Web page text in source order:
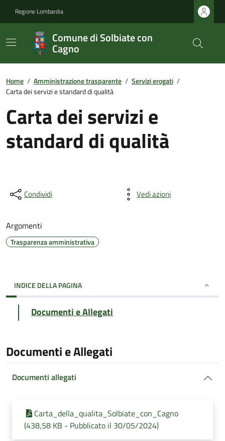
Regione Lombardia
Comune di Solbiate con
Cagno
Home / Amministrazione trasparente / Servizi erogati /
Carta dei servizi e standard di qualità
Carta dei servizi e
standard di qualità
Condividi Vedi azioni
Argomenti
Trasparenza amministrativa
INDICE DELLA PAGINA
Documenti e Allegati
Documenti e Allegati
Documenti allegati
Carta_della_qualita_Solbiate_con_Cagno
(438,58 KB - Pubblicato il 30/05/2024)